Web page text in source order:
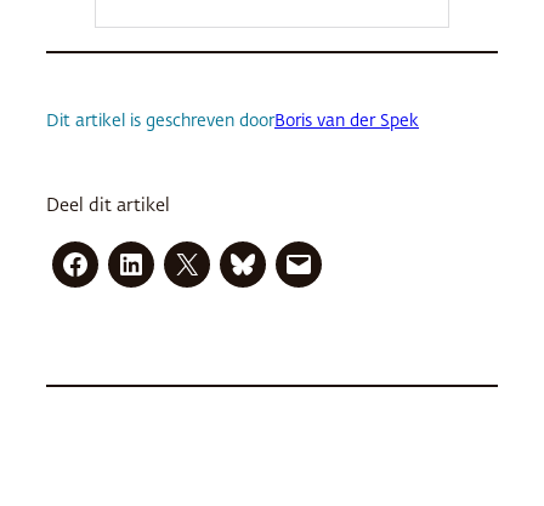
Dit artikel is geschreven doorBoris van der Spek
Deel dit artikel